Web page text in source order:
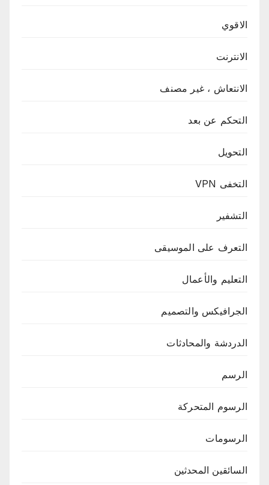
الاقوي
الانترنت
الانتعاش ، غير مصنف
التحكم عن بعد
التحويل
التخفى VPN
التشفير
التعرف على الموسيقى
التعليم والأعمال
الجرافيكس والتصميم
الدردشة والمحادثات
الرسم
الرسوم المتحركة
الرسومات
السائقين المحدثين